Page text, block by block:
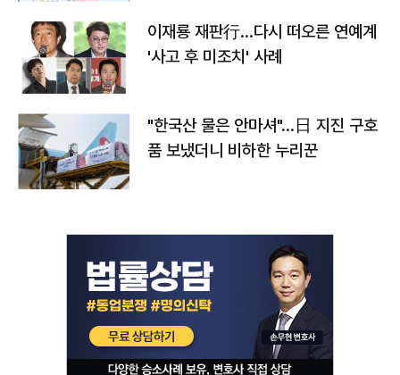
이재룡 재판行…다시 떠오른 연예계
'사고 후 미조치' 사례
"한국산 물은 안마셔"…日 지진 구호
품 보냈더니 비하한 누리꾼